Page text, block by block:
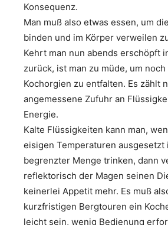
Konsequenz.
Man muß also etwas essen, um
binden und im Körper verweilen
Kehrt man nun abends erschöpft
zurück, ist man zu müde, um
Kochorgien zu entfalten. Es zählt
angemessene Zufuhr an
Energie.
Kalte Flüssigkeiten kann man,
eisigen Temperaturen ausgesetzt
begrenzter Menge trinken, dann
reflektorisch der Magen seinen
keinerlei Appetit mehr. Es muß
kurzfristigen Bergtouren ein
leicht sein, wenig Bedienung